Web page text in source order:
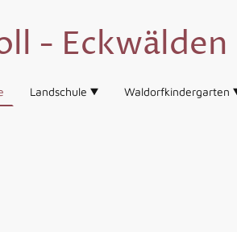
- Eckwälden
Landschule Waldorfkindergarten